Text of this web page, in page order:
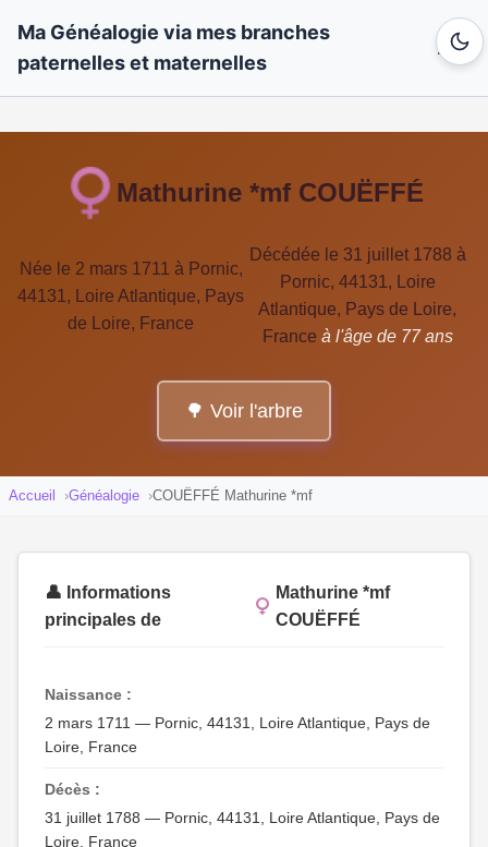
Ma Généalogie via mes branches
paternelles et maternelles
Mathurine *mf COUËFFÉ
Née le 2 mars 1711 à Pornic,
44131, Loire Atlantique, Pays
de Loire, France
Décédée le 31 juillet 1788 à
Pornic, 44131, Loire
Atlantique, Pays de Loire,
France à l'âge de 77 ans
🌳 Voir l'arbre
Accueil Généalogie COUËFFÉ Mathurine *mf
👤 Informations
principales de
Mathurine *mf
COUËFFÉ
Naissance :
2 mars 1711 — Pornic, 44131, Loire Atlantique, Pays de
Loire, France
Décès :
31 juillet 1788 — Pornic, 44131, Loire Atlantique, Pays de
Loire, France